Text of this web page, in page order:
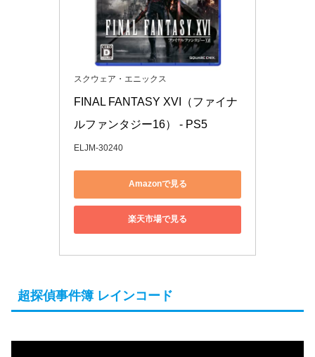
スクウェア・エニックス
FINAL FANTASY XVI（ファイナ
ルファンタジー16） - PS5
ELJM-30240
Amazonで見る
楽天市場で見る
超探偵事件簿 レインコード